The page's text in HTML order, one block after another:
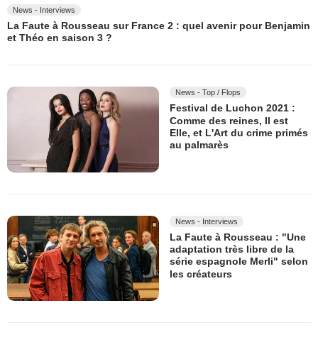
News - Interviews
La Faute à Rousseau sur France 2 : quel avenir pour Benjamin
et Théo en saison 3 ?
News - Top / Flops
Festival de Luchon 2021 :
Comme des reines, Il est
Elle, et L'Art du crime primés
au palmarès
News - Interviews
La Faute à Rousseau : "Une
adaptation très libre de la
série espagnole Merli" selon
les créateurs